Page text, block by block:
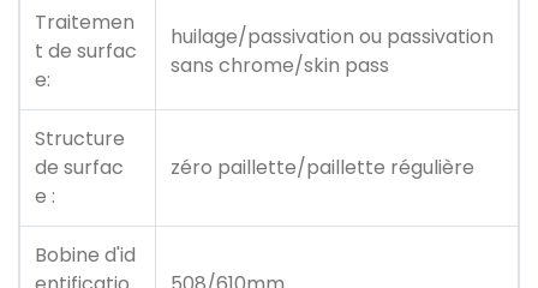
Traitemen
t de surfac
e:
huilage/passivation ou passivation
sans chrome/skin pass
Structure
de surfac
e :
zéro paillette/paillette régulière
Bobine d'id